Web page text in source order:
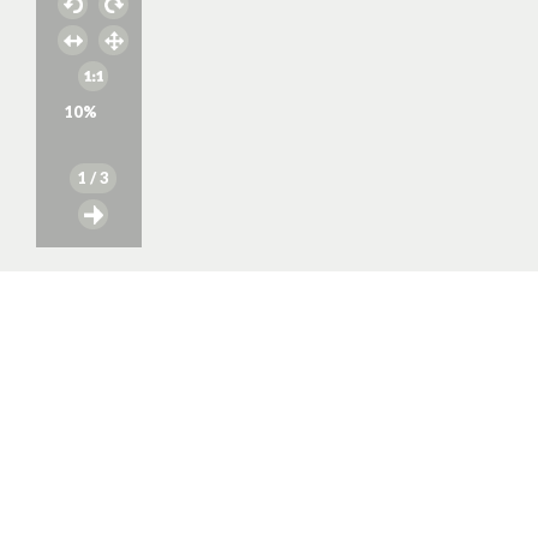
10%
1 / 3